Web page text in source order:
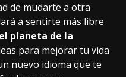
de mudarte a otra
a sentirte más libre
planeta de la
para mejorar tu vida
nuevo idioma que te